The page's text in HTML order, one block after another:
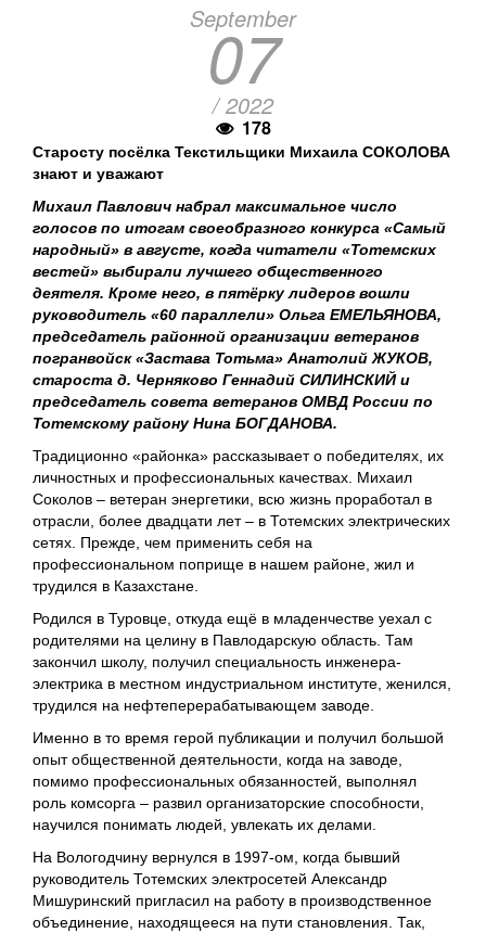
September
07
/ 2022
178
Старосту посёлка Текстильщики Михаила СОКОЛОВА
знают и уважают
Михаил Павлович набрал максимальное число
голосов по итогам своеобразного конкурса «Самый
народный» в августе, когда читатели «Тотемских
вестей» выбирали лучшего общественного
деятеля. Кроме него, в пятёрку лидеров вошли
руководитель «60 параллели» Ольга ЕМЕЛЬЯНОВА,
председатель районной организации ветеранов
погранвойск «Застава Тотьма» Анатолий ЖУКОВ,
староста д. Черняково Геннадий СИЛИНСКИЙ и
председатель совета ветеранов ОМВД России по
Тотемскому району Нина БОГДАНОВА.
Традиционно «районка» рассказывает о победителях, их
личностных и профессиональных качествах. Михаил
Соколов – ветеран энергетики, всю жизнь проработал в
отрасли, более двадцати лет – в Тотемских электрических
сетях. Прежде, чем применить себя на
профессиональном поприще в нашем районе, жил и
трудился в Казахстане.
Родился в Туровце, откуда ещё в младенчестве уехал с
родителями на целину в Павлодарскую область. Там
закончил школу, получил специальность инженера-
электрика в местном индустриальном институте, женился,
трудился на нефтеперерабатывающем заводе.
Именно в то время герой публикации и получил большой
опыт общественной деятельности, когда на заводе,
помимо профессиональных обязанностей, выполнял
роль комсорга ‒ развил организаторские способности,
научился понимать людей, увлекать их делами.
На Вологодчину вернулся в 1997-ом, когда бывший
руководитель Тотемских электросетей Александр
Мишуринский пригласил на работу в производственное
объединение, находящееся на пути становления. Так,